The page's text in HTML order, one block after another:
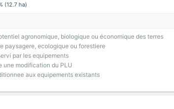
(12.7 ha)
agronomique, biologique ou économique des terres
paysagere, ecologique ou forestiere
par les equipements
modification du PLU
aux equipements existants